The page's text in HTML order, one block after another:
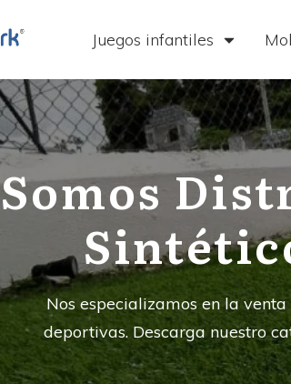
Juegos infantiles
Somos
Nos especializamos en la
deportivas. Descarga nuestro